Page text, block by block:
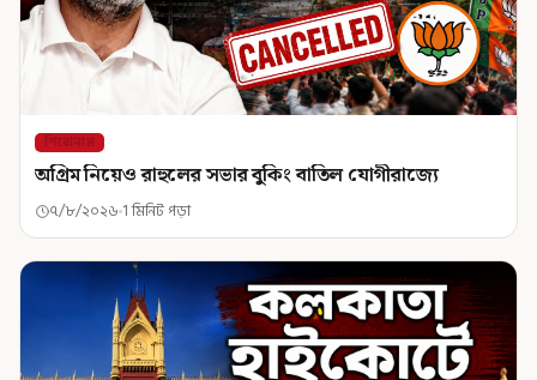
শিরোনাম
অগ্রিম নিয়েও রাহুলের সভার বুকিং বাতিল যোগীরাজ্যে
৭/৮/২০২৬ 1 মিনিট পড়া